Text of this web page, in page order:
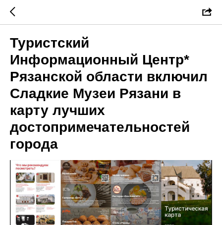
Туристский
Информационный Центр*
Рязанской области включил
Сладкие Музеи Рязани в
карту лучших
достопримечательностей
города